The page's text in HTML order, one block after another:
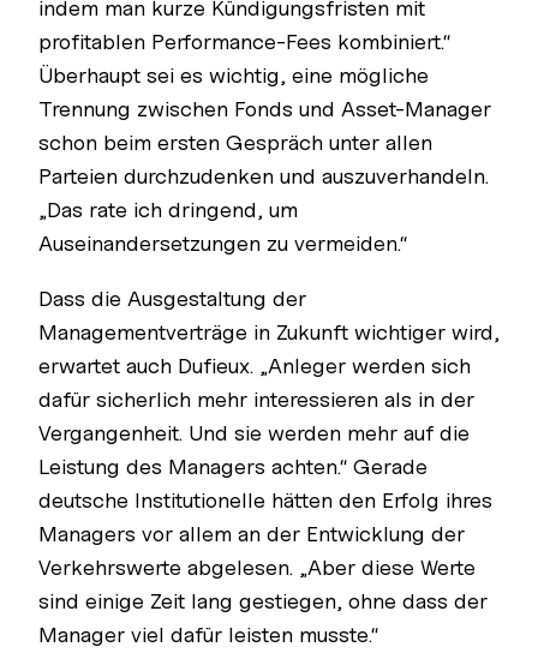
indem man kurze Kündigungsfristen mit
profitablen Performance-Fees kombiniert.“
Überhaupt sei es wichtig, eine mögliche
Trennung zwischen Fonds und Asset-Manager
schon beim ersten Gespräch unter allen
Parteien durchzudenken und auszuverhandeln.
„Das rate ich dringend, um
Auseinandersetzungen zu vermeiden.“
Dass die Ausgestaltung der
Managementverträge in Zukunft wichtiger wird,
erwartet auch Dufieux. „Anleger werden sich
dafür sicherlich mehr interessieren als in der
Vergangenheit. Und sie werden mehr auf die
Leistung des Managers achten.“ Gerade
deutsche Institutionelle hätten den Erfolg ihres
Managers vor allem an der Entwicklung der
Verkehrswerte abgelesen. „Aber diese Werte
sind einige Zeit lang gestiegen, ohne dass der
Manager viel dafür leisten musste.“